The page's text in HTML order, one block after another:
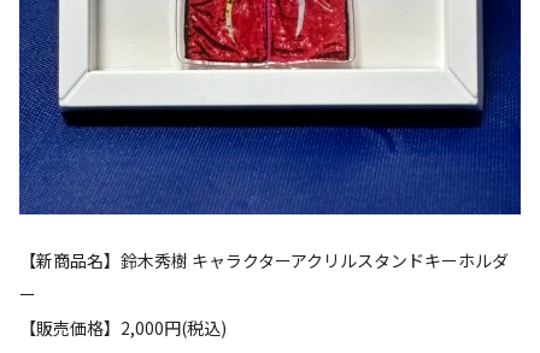
【新商品名】鈴木秀樹 キャラクターアクリルスタンドキーホルダ
ー
【販売価格】2,000円(税込)